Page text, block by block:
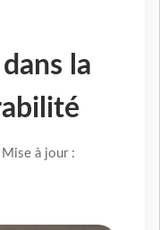
la
à jour :